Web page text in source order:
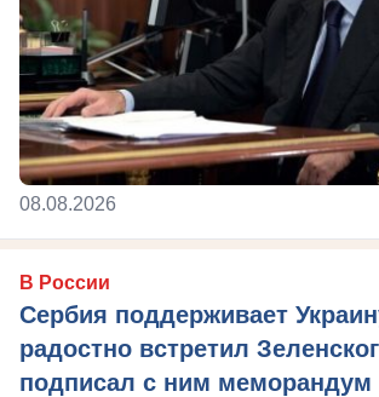
08.08.2026
В России
Сербия поддерживает
радостно встретил
подписал с ним меморандум